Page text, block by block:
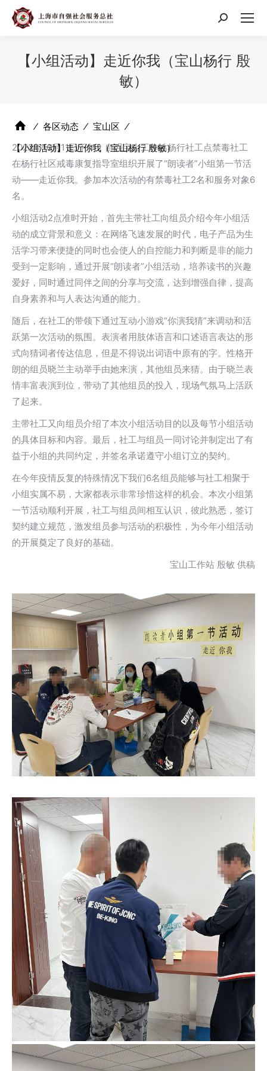
搜
【小组活动】走近你我（宝山杨行 殷
敏）
⁄ 各区动态 ⁄ 宝山区 ⁄
【小组活动】走近你我（宝山杨行 殷敏）
2022年10月11日下午，自强宝山工作站杨行社工点禁毒社工
在杨行社区戒毒康复指导室组织开展了“朗读者”小组第一节活
动——走近你我。参加本次活动的有禁毒社工2名和服务对象6
名。
小组活动2点准时开始，首先主带社工向组员介绍今年小组活
动的成立背景和意义：在网络飞速发展的时代，电子产品为生
活学习带来便捷的同时也会使人的自控能力和判断是非的能力
受到一定影响，通过开展“朗读者”小组活动，培养读书的兴趣
爱好，同时通过同伴之间的分享与交流，达到增强自律，提高
自身素养和与人表达沟通的能力。
随后，在社工的带领下通过互动小游戏“你演我猜”来调动和活
跃第一次活动的氛围。表演者用肢体语言和口述语言表达的形
式向猜词者传达信息，但是不得说出词语中原有的字。性格开
朗的组员晓兰主动举手由她来演，其他组员来猜。由于晓兰表
情丰富表演到位，带动了其他组员的投入，现场气氛马上活跃
了起来。
主带社工又向组员介绍了本次小组活动目的以及每节小组活动
的具体目标和内容。最后，社工与组员一同讨论并制定出了有
益于小组的共同约定，并签名承诺遵守小组订立的契约。
在今年疫情反复的特殊情况下我们6名组员能够与社工相聚于
小组实属不易，大家都表示非常珍惜这样的机会。本次小组第
一节活动顺利开展，社工与组员间相互认识，彼此熟悉，签订
契约建立规范，激发组员参与活动的积极性，为今年小组活动
的开展奠定了良好的基础。
宝山工作站 殷敏 供稿